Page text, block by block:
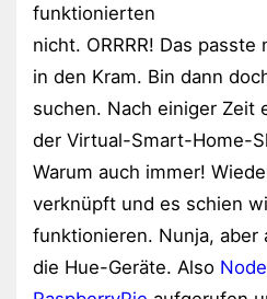
funktionierten
nicht. ORRRR! Das
in den Kram. Bin dann
suchen. Nach einiger Zeit
der Virtual-Smart-Home-
Warum auch immer!
verknüpft und es schien
funktionieren. Nunja, aber
die Hue-Geräte. Also